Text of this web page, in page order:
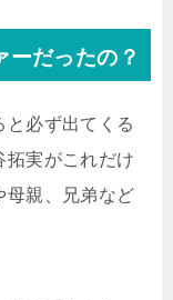
ーだったの？
と必ず出てくる
拓実がこれだけ
母親、兄弟など